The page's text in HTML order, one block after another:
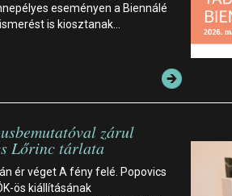
eseményen a Biennálé
is kiosztanak…
zárul
Lőrinc tárlata
ér véget A fény felé. Popovics
ös kiállításának